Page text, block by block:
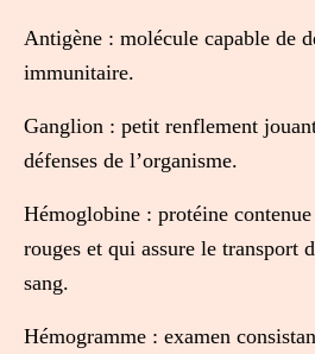
Antigène : molécule capable de
immunitaire.
Ganglion : petit renflement
défenses de l’organisme.
Hémoglobine : protéine
rouges et qui assure le transport
sang.
Hémogramme : examen